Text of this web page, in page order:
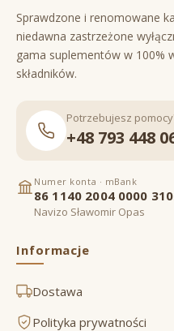
Sprawdzone i renomowane
niedawna zastrzeżone
gama suplementów w 100%
składników.
Potrzebujesz
+48 793 448
Numer konta · mBank
86 1140 2004 0000
Navizo Sławomir Opas
Informacje
Dostawa
Polityka prywatności